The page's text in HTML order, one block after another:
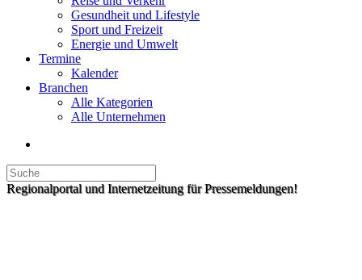
Gesundheit und Lifestyle
Sport und Freizeit
Energie und Umwelt
Termine
Kalender
Branchen
Alle Kategorien
Alle Unternehmen
Regionalportal und Internetzeitung für Pressemeldungen!